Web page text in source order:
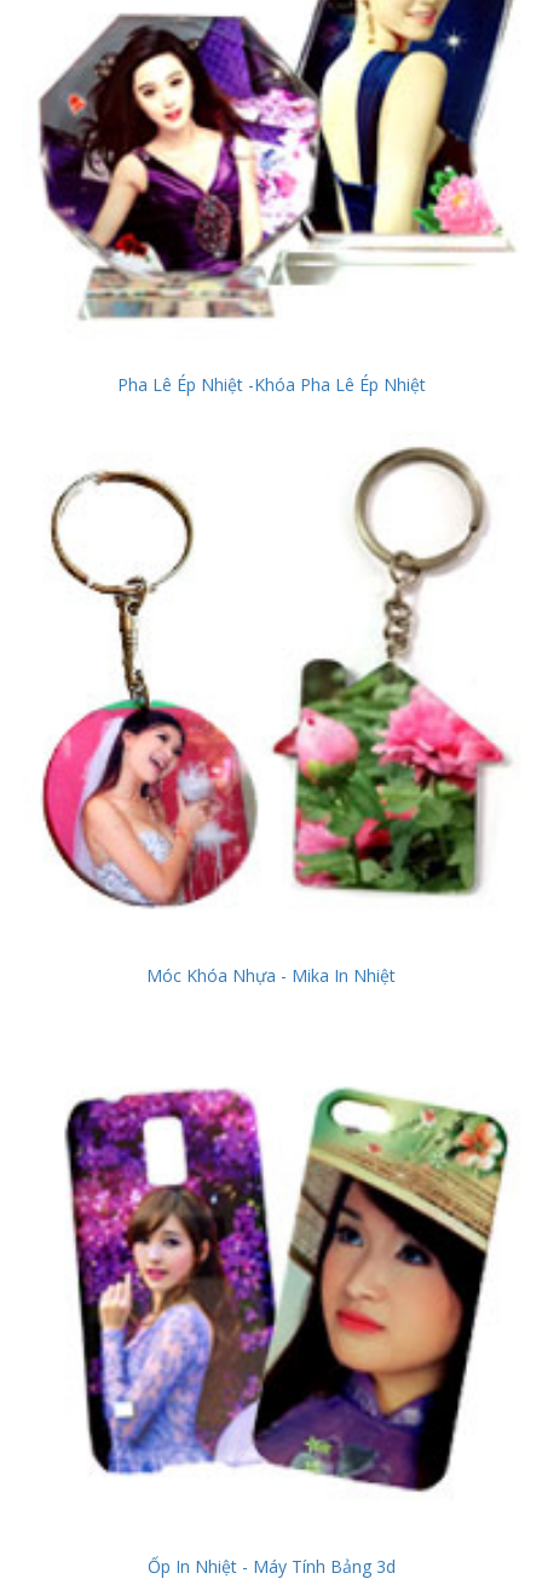
Pha Lê Ép Nhiệt -Khóa Pha Lê Ép Nhiệt
Móc Khóa Nhựa - Mika In Nhiệt
Ốp In Nhiệt - Máy Tính Bảng 3d